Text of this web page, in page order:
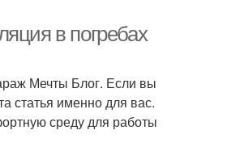
в погребах
Мечты Блог. Если вы
статья именно для вас.
среду для работы